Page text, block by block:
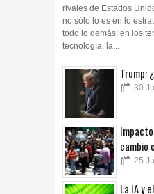
rivales de Estados
no sólo lo es en lo
todo lo demás: en los
tecnología, la...
Trump:
30
cambio
25
La IA y